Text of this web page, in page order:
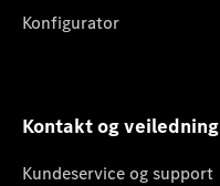
Konfigurator
Kontakt og veiledning
Kundeservice og support